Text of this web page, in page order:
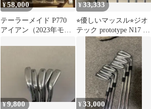
¥58,000
テーラーメイド P770
アイアン（2023年モデ
¥33,333
⭐︎優しいマッスル⭐︎ジオ
テック prototype N17 5-
P 6本セット
¥9,800 ¥33,000